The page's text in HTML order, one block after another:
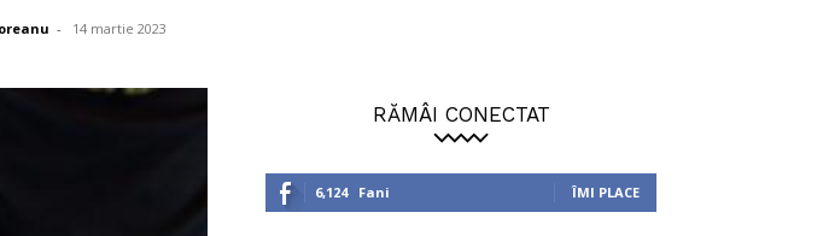
- 14 martie 2023
RĂMÂI CONECTAT
6,124 Fani ÎMI PLACE